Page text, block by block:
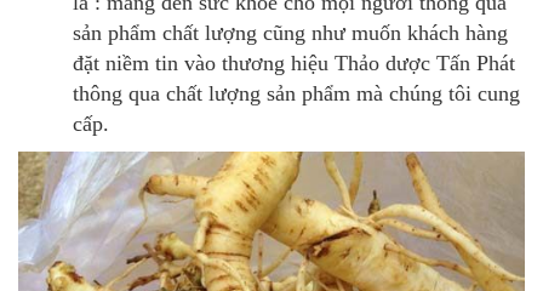
sản phẩm chất lượng cũng như muốn khách hàng
đặt niềm tin vào thương hiệu Thảo dược Tấn Phát
thông qua chất lượng sản phẩm mà chúng tôi cung
cấp.